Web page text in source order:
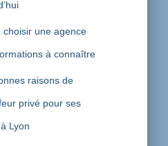
choisir une agence
à connaître
raisons de
privé pour ses
Lyon